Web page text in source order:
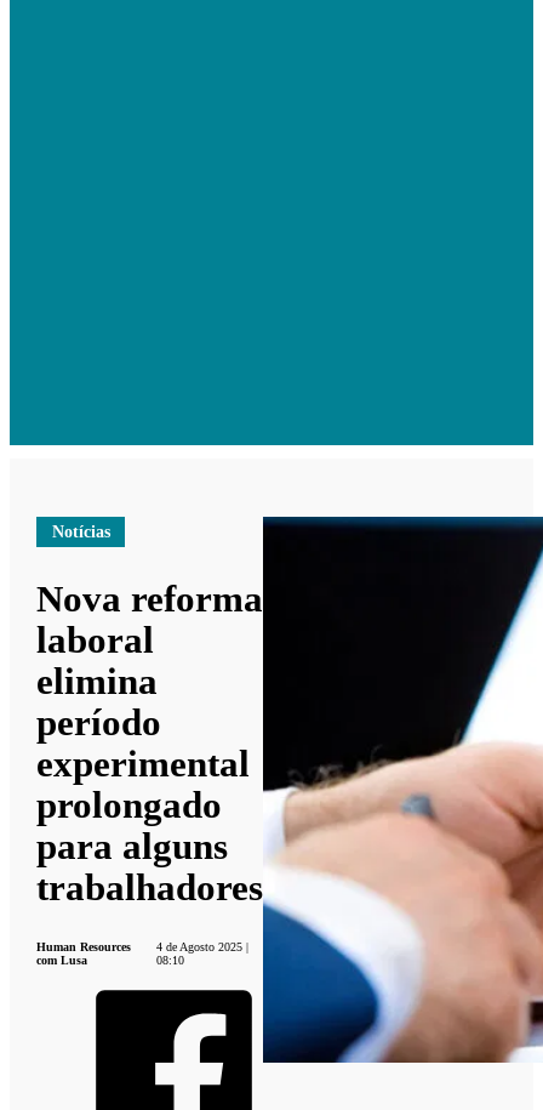
Notícias
Nova reforma
laboral
elimina
período
experimental
prolongado
para alguns
trabalhadores
Human Resources
com Lusa
4 de Agosto 2025 |
08:10